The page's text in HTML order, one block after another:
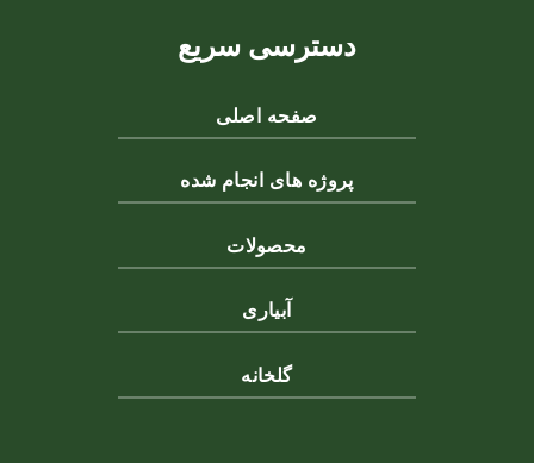
دسترسی سریع
صفحه اصلی
پروژه های انجام شده
محصولات
آبیاری
گلخانه